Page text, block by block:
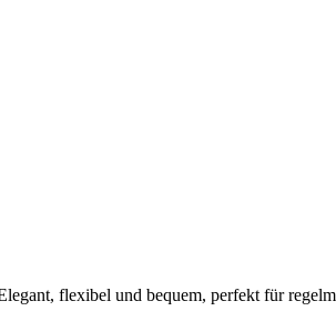
flexibel und bequem, perfekt für